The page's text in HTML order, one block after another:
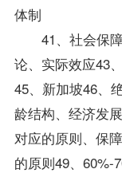
体制
41、社会保障
论、实际效应43
45、新加坡46、
龄结构、经济发
对应的原则、保
的原则49、60%-